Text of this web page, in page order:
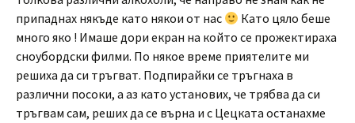
припаднах някъде като някои от нас
Като цяло беше
много яко ! Имаше дори екран на който се прожектираха
сноубордски филми. По някое време приятелите ми
решиха да си тръгват. Подпирайки се тръгнаха в
различни посоки, а аз като установих, че трябва да си
тръгвам сам, реших да се върна и с Цецката останахме